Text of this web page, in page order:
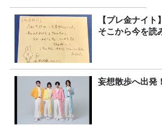
【プレ金ナイト
そこから今を読
妄想散歩へ出発